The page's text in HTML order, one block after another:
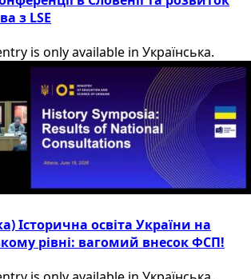
з LSE
is only available in Українська.
Історична освіта України на
рівні: вагомий внесок ФСП!